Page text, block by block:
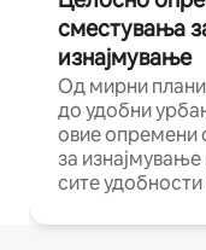
сместувања
изнајмување
Од мирни
до удобни
овие опремени
за
сите